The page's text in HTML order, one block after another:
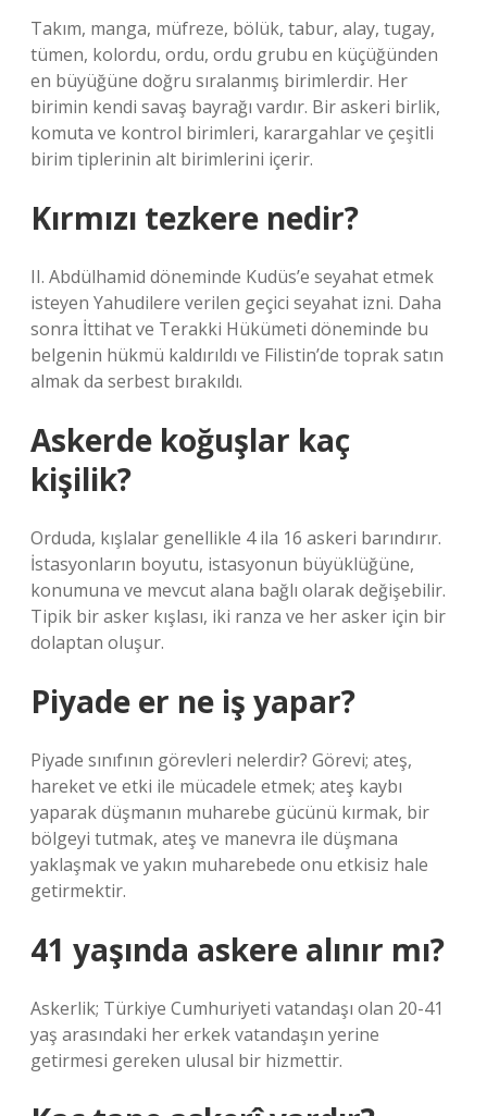
Takım, manga, müfreze, bölük, tabur, alay, tugay,
tümen, kolordu, ordu, ordu grubu en küçüğünden
en büyüğüne doğru sıralanmış birimlerdir. Her
birimin kendi savaş bayrağı vardır. Bir askeri birlik,
komuta ve kontrol birimleri, karargahlar ve çeşitli
birim tiplerinin alt birimlerini içerir.
Kırmızı tezkere nedir?
II. Abdülhamid döneminde Kudüs’e seyahat etmek
isteyen Yahudilere verilen geçici seyahat izni. Daha
sonra İttihat ve Terakki Hükümeti döneminde bu
belgenin hükmü kaldırıldı ve Filistin’de toprak satın
almak da serbest bırakıldı.
Askerde koğuşlar kaç
kişilik?
Orduda, kışlalar genellikle 4 ila 16 askeri barındırır.
İstasyonların boyutu, istasyonun büyüklüğüne,
konumuna ve mevcut alana bağlı olarak değişebilir.
Tipik bir asker kışlası, iki ranza ve her asker için bir
dolaptan oluşur.
Piyade er ne iş yapar?
Piyade sınıfının görevleri nelerdir? Görevi; ateş,
hareket ve etki ile mücadele etmek; ateş kaybı
yaparak düşmanın muharebe gücünü kırmak, bir
bölgeyi tutmak, ateş ve manevra ile düşmana
yaklaşmak ve yakın muharebede onu etkisiz hale
getirmektir.
41 yaşında askere alınır mı?
Askerlik; Türkiye Cumhuriyeti vatandaşı olan 20-41
yaş arasındaki her erkek vatandaşın yerine
getirmesi gereken ulusal bir hizmettir.